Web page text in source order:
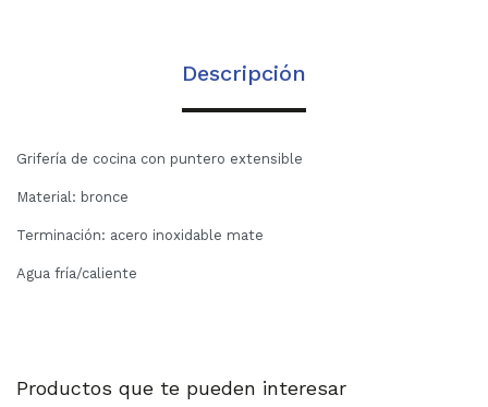
Descripción
Grifería de cocina con puntero extensible
Material: bronce
Terminación: acero inoxidable mate
Agua fría/caliente
Productos que te pueden interesar